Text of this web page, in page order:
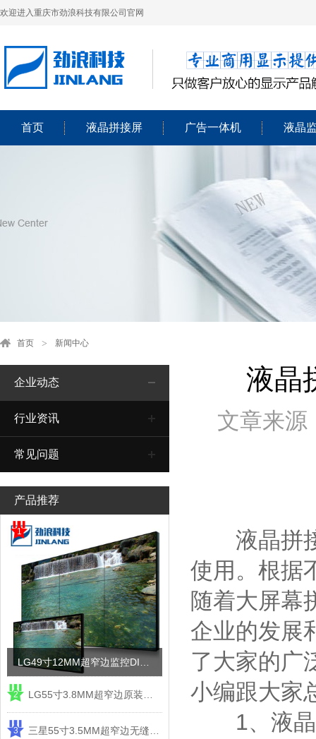
欢迎进入重庆市劲浪科技有限公司官网
首页 液晶拼接屏 广告一体机 液晶
首页 新闻中心
企业动态
行业资讯
常见问题
产品推荐
1
2
3
液晶
文章来源
液晶拼接
使用。根据
随着大屏幕
企业的发展
了大家的广
小编跟大家
1、液晶